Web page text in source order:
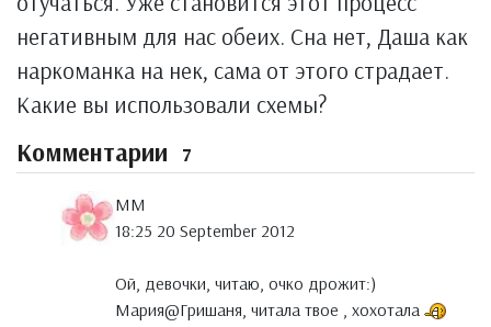
негативным для нас обеих. Сна нет, Даша как
наркоманка на нек, сама от этого страдает.
Какие вы использовали схемы?
Комментарии 7
MM
18:25 20 September 2012
Ой, девочки, читаю, очко дрожит:)
Мария@Гришаня, читала твое , хохотала